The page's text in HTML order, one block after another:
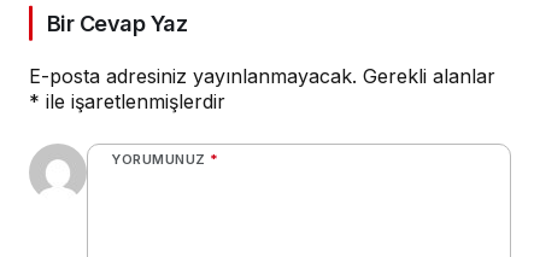
Bir Cevap Yaz
E-posta adresiniz yayınlanmayacak. Gerekli alanlar
* ile işaretlenmişlerdir
YORUMUNUZ *